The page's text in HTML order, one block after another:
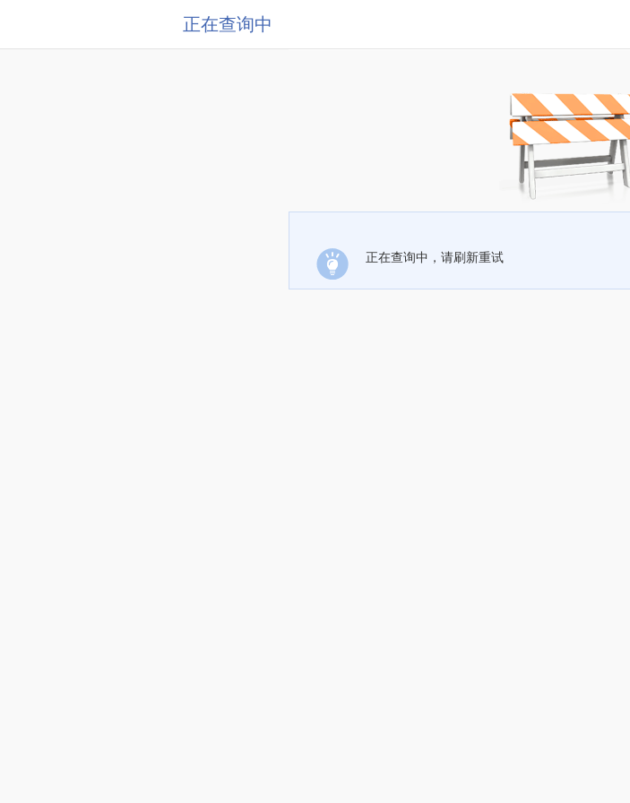
正在查询中
正在查询中，请刷新重试